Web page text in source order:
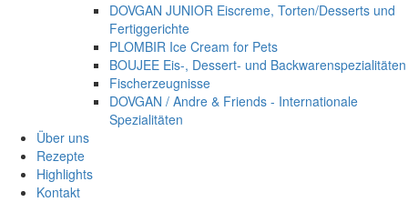
DOVGAN JUNIOR Eiscreme, Torten/Desserts und
Fertiggerichte
PLOMBIR Ice Cream for Pets
BOUJEE Eis-, Dessert- und Backwarenspezialitäten
Fischerzeugnisse
DOVGAN / Andre & Friends - Internationale
Spezialitäten
Über uns
Rezepte
Highlights
Kontakt